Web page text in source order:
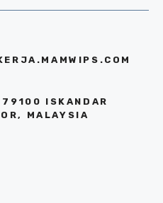
ISKANDAR
MALAYSIA